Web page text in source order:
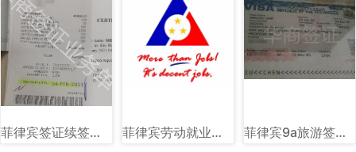
菲律宾签证续签图片样式讲解 菲律宾劳动就业部（DOLE）图文讲解 菲律宾9a旅游签样式图片